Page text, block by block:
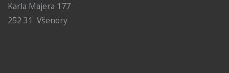
Karla Majera 177
252 31 Všenory